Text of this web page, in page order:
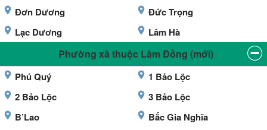
Đơn Dương
Đức Trọng
Lạc Dương
Lâm Hà
Phường xã thuộc Lâm Đồng (mới)
Phú Quý
1 Bảo Lộc
2 Bảo Lộc
3 Bảo Lộc
B’Lao
Bắc Gia Nghĩa